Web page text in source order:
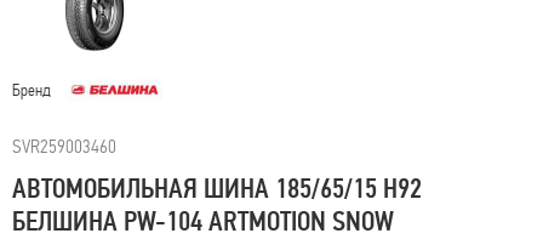
Бренд
SVR259003460
АВТОМОБИЛЬНАЯ ШИНА 185/65/15 H92
БЕЛШИНА PW-104 ARTMOTION SNOW